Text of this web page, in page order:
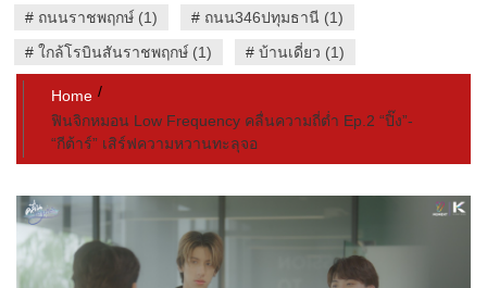
# ถนนราชพฤกษ์ (1) # ถนน346ปทุมธานี (1)
# ใกล้โรบินสันราชพฤกษ์ (1) # บ้านเดี่ยว (1)
Home
ฟินจิกหมอน Low Frequency คลื่นความถี่ต่ำ Ep.2 “ปิ๊ง”-
“กีต้าร์” เสิร์ฟความหวานทะลุจอ